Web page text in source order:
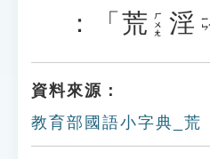
：「 荒 ㄏㄨㄤ 淫 ㄧㄣˊ
資料來源：
教育部國語小字典_荒